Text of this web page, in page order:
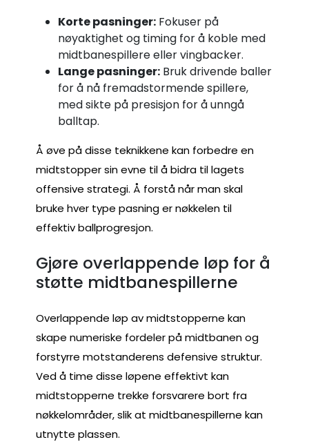
Korte pasninger: Fokuser på
nøyaktighet og timing for å koble med
midtbanespillere eller vingbacker.
Lange pasninger: Bruk drivende baller
for å nå fremadstormende spillere,
med sikte på presisjon for å unngå
balltap.
Å øve på disse teknikkene kan forbedre en
midtstopper sin evne til å bidra til lagets
offensive strategi. Å forstå når man skal
bruke hver type pasning er nøkkelen til
effektiv ballprogresjon.
Gjøre overlappende løp for å
støtte midtbanespillerne
Overlappende løp av midtstopperne kan
skape numeriske fordeler på midtbanen og
forstyrre motstanderens defensive struktur.
Ved å time disse løpene effektivt kan
midtstopperne trekke forsvarere bort fra
nøkkelområder, slik at midtbanespillerne kan
utnytte plassen.